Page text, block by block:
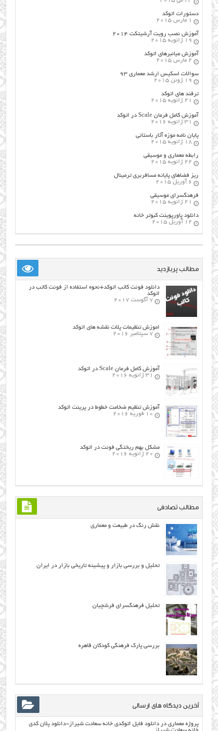
دستورات اتوکد
1 مارس 2015
آموزش نصب رویت آرشیتکت ۲۰۱۴
19 ژانویه 2015
آموزش میانبرهای اتوکد
2 مارس 2015
سوالات اسکیس ارشد معماری ۹۳
19 ژوئن 2015
ترفند های اتوکد
21 ژانویه 2015
آموزش کامل فرمان Scale در اتوکد
31 ژانویه 2016
پایان نامه موزه آثار باستانی
18 ژانویه 2015
رابطه معماری و موسیقی
22 ژانویه 2015
ریز فضاهای پایانه مسافربری ترمینال
6 آوریل 2015
فرهنگسراي موسيقي
21 ژانویه 2015
دانلود پاورپوینت کبوتر خانه
12 آوریل 2015
مطالب پربازدید
دانلود فونت کاتب اتوکد+نحوه استفاده از فونت کاتب در
اتوکد
7 آگوست 2017
اموزش تنظیمات پلات نقشه های اتوکد
7 سپتامبر 2016
آموزش کامل فرمان Scale در اتوکد
31 ژانویه 2016
آموزش تنظیم ضخامت خطوط در پرینت اتوکد
10 فوریه 2016
مشکل بهم ریختگی فونت در اتوکد
20 ژانویه 2016
مطالب تصادفی
نقش رنگ در طبيعت و معماري
تحلیل و بررسی بازار و پیشینه تاریخی بازار در ایران
تحلیل فرهنگسرای فرشچیان
بررسی پارک فرهنگی کودکان قاهره
آخرین دیدگاه های ارسالی
پروژه معماری دردانلود فایل اتوکدی خانه سعادت شیراز-دانلود پلان کدی